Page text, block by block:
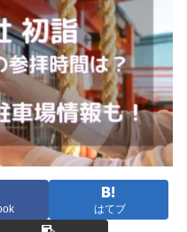
はてブ